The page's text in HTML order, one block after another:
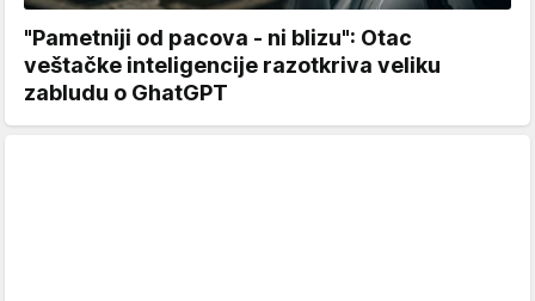
"Pametniji od pacova - ni blizu": Otac
veštačke inteligencije razotkriva veliku
zabludu o GhatGPT